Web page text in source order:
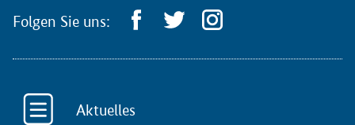
Folgen Sie uns:
Aktuelles